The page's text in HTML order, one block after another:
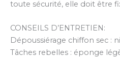
toute sécurité, elle doit être
CONSEILS D’ENTRETIEN:
Dépoussiérage chiffon sec :
Tâches rebelles : éponge